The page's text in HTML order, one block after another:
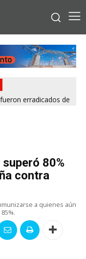
erradicados de
80%
contra
a quienes aún